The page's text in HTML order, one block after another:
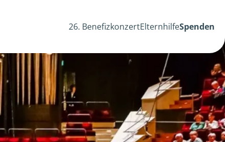
26. BenefizkonzertElternhilfeSpenden